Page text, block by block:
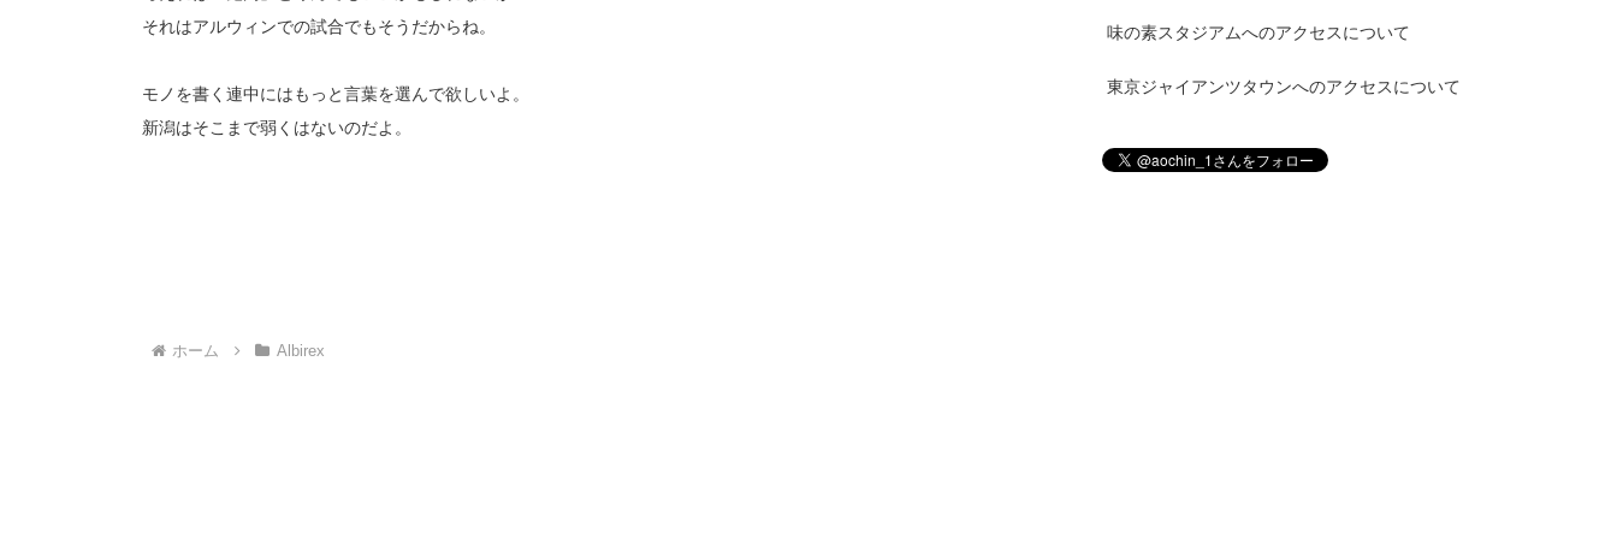
それはアルウィンでの試合でもそうだからね。
モノを書く連中にはもっと言葉を選んで欲しいよ。
新潟はそこまで弱くはないのだよ。
ホーム Albirex
味の素スタジアムへのアクセスについて
東京ジャイアンツタウンへのアクセスについて